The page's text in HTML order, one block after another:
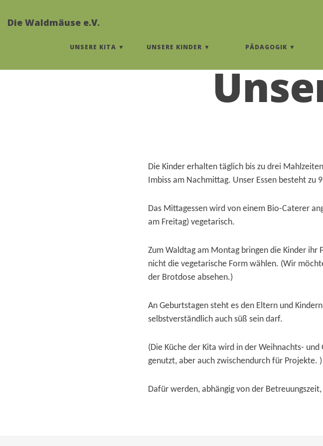
Die Waldmäuse e.V.
UNSERE KITA UNSERE KINDER PÄDAGOGIK
Die Kinder erhalten täglich bis zu drei
Imbiss am Nachmittag. Unser Essen besteht zu
Das Mittagessen wird von einem Bio-Caterer
am Freitag) vegetarisch.
Zum Waldtag am Montag bringen die Kinder ihr
nicht die vegetarische Form wählen. (Wir
der Brotdose absehen.)
An Geburtstagen steht es den Eltern und
selbstverständlich auch süß sein darf.
(Die Küche der Kita wird in der Weihnachts-
genutzt, aber auch zwischendurch für Projekte. )
Dafür werden, abhängig von der